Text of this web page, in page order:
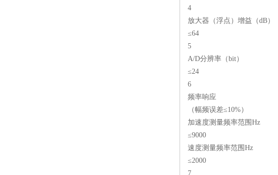
4
放大器（浮点）增益（dB）
≤64
5
A/D分辨率（bit）
≤24
6
频率响应
（幅频误差≤10%）
加速度测量频率范围Hz
≤9000
速度测量频率范围Hz
≤2000
7